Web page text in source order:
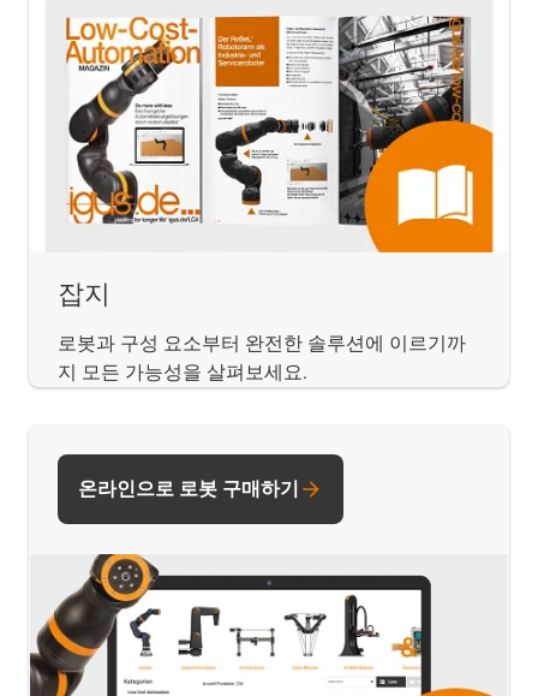
잡지
로봇과 구성 요소부터 완전한 솔루션에 이르기까
지 모든 가능성을 살펴보세요.
온라인으로 로봇 구매하기